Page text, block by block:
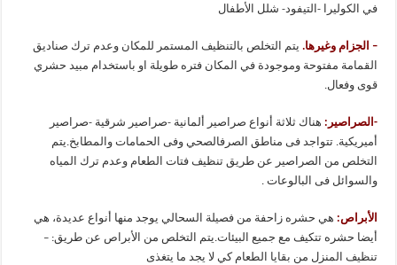
في الكوليرا -التيفود- شلل الأطفال
– الجزام وغيرها. يتم التخلص بالتنظيف المستمر للمكان وعدم ترك صناديق
القمامة مفتوحة وموجودة في المكان فتره طويلة او باستخدام مبيد حشري
قوى وفعال.
-الصراصير: هناك ثلاثة أنواع صراصير ألمانية -صراصير شرقية -صراصير
أميريكية. تتواجد فى مناطق الصرفالصحي وفى الحمامات والمطابخ.يتم
التخلص من الصراصير عن طريق تنظيف فتات الطعام وعدم ترك المياه
والسوائل فى البالوعات .
الأبراص: هي حشره زاحفة من فصيلة السحالي يوجد منها أنواع عديدة، هي
أيضا حشره تتكيف مع جميع البيئات.يتم التخلص من الأبراص عن طريق: –
تنظيف المنزل من بقايا الطعام كي لا يجد ما يتغذى